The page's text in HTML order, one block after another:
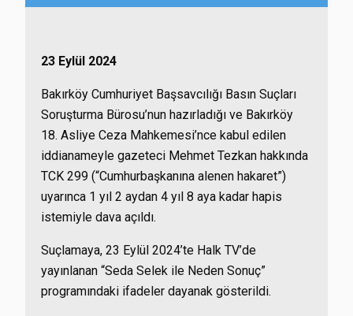
23 Eylül 2024
Bakırköy Cumhuriyet Başsavcılığı Basın Suçları
Soruşturma Bürosu’nun hazırladığı ve Bakırköy
18. Asliye Ceza Mahkemesi’nce kabul edilen
iddianameyle gazeteci Mehmet Tezkan hakkında
TCK 299 (“Cumhurbaşkanına alenen hakaret”)
uyarınca 1 yıl 2 aydan 4 yıl 8 aya kadar hapis
istemiyle dava açıldı.
Suçlamaya, 23 Eylül 2024’te Halk TV’de
yayınlanan “Seda Selek ile Neden Sonuç”
programındaki ifadeler dayanak gösterildi.